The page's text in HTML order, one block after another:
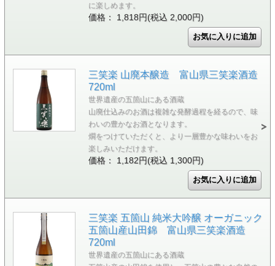
に楽しめます。
価格： 1,818円(税込 2,000円)
三笑楽 山廃本醸造 富山県三笑楽酒造
720ml
世界遺産の五箇山にある酒蔵
山廃仕込みのお酒は複雑な発酵過程を経るので、味
わいの豊かなお酒となります。
燗をつけていただくと、より一層豊かな味わいをお
楽しみいただけます。
価格： 1,182円(税込 1,300円)
三笑楽 五箇山 純米大吟醸 オーガニック
五箇山産山田錦 富山県三笑楽酒造
720ml
世界遺産の五箇山にある酒蔵